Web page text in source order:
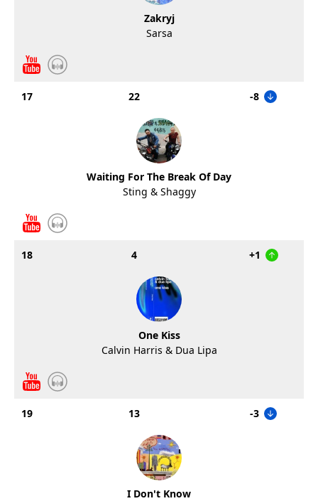
Zakryj
Sarsa
17 22 -8
Waiting For The Break Of Day
Sting & Shaggy
18 4 +1
One Kiss
Calvin Harris & Dua Lipa
19 13 -3
I Don't Know